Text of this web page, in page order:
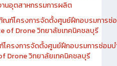
ชุดปฏิบัติการเรียนรู้และควบคุมหุ่นยน
านอุตสาหกรรมการผลิต
ณฑ์โครงการจัดตั้งศูนย์ฝึกอบรมการซ่
of Drone วิทยาลัยเทคนิคชลบุรี
ครงการจัดตั้งศูนย์ฝึกอบรมการซ่อมบ